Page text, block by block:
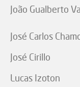
João Gualberto
José Carlos
José Cirillo
Lucas Izoton